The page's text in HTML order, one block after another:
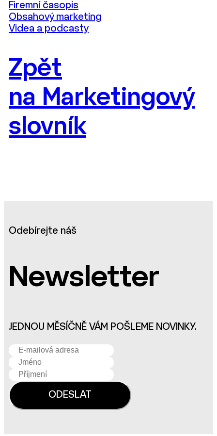
Firemní časopis
Obsahový marketing
Videa a podcasty
Zpět
na Marketingový
slovník
Odebírejte náš
Newsletter
JEDNOU MĚSÍČNĚ VÁM POŠLEME NOVINKY.